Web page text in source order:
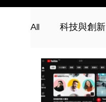
All 科技與創新